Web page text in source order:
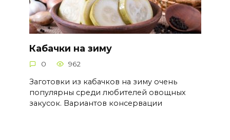
Кабачки на зиму
0 962
Заготовки из кабачков на зиму очень
популярны среди любителей овощных
закусок. Вариантов консервации